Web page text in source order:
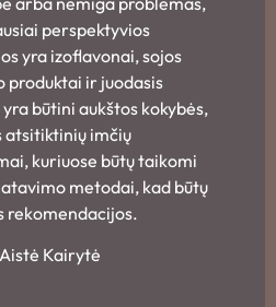
perspektyvios
yra izoflavonai, sojos
produktai ir juodasis
būtini aukštos kokybės,
atsitiktinių imčių
kuriuose būtų taikomi
metodai, kad būtų
rekomendacijos.
Kairytė